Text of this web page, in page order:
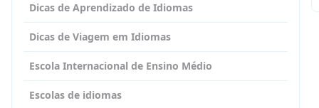
Dicas de Aprendizado de Idiomas
Dicas de Viagem em Idiomas
Escola Internacional de Ensino Médio
Escolas de idiomas